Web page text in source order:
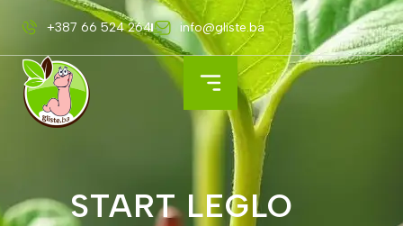
+387 66 524 264 info@gliste.ba
START LEGLO